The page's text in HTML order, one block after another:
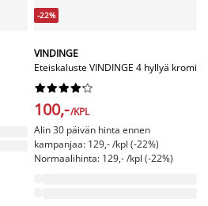
-22%
VINDINGE
Eteiskaluste VINDINGE 4 hyllyä kromi






100,-/KPL
Alin 30 päivän hinta ennen
kampanjaa: 129,- /kpl (-22%)
Normaalihinta: 129,- /kpl (-22%)